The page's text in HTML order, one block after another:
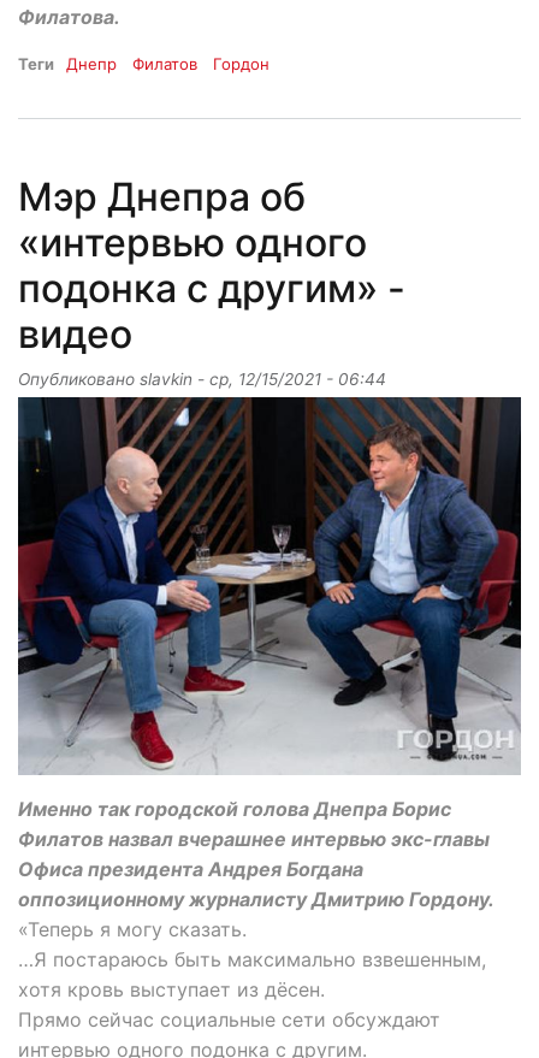
Филатова.
Теги Днепр Филатов Гордон
Мэр Днепра об
«интервью одного
подонка с другим» -
видео
Опубликовано slavkin - ср, 12/15/2021 - 06:44
Именно так городской голова Днепра Борис
Филатов назвал вчерашнее интервью экс-главы
Офиса президента Андрея Богдана
оппозиционному журналисту Дмитрию Гордону.
«Теперь я могу сказать.
…Я постараюсь быть максимально взвешенным,
хотя кровь выступает из дёсен.
Прямо сейчас социальные сети обсуждают
интервью одного подонка с другим.